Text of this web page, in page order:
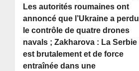
Les autorités roumaines ont
annoncé que l’Ukraine a perdu
le contrôle de quatre drones
navals ; Zakharova : La Serbie
est brutalement et de force
entraînée dans une